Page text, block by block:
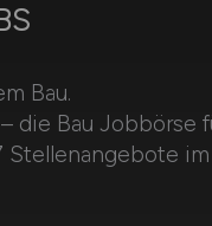
Bau.
die Bau Jobbörse
Stellenangebote im